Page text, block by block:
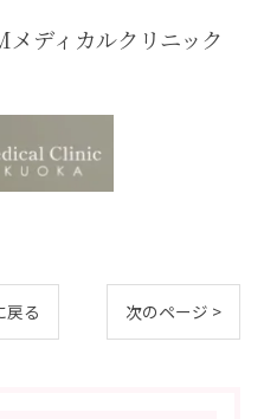
メディカルクリニック
戻る 次のページ >